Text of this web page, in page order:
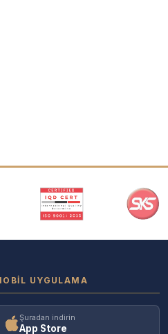
UYGULAMA
Şuradan indirin
App Store